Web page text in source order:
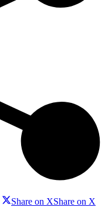
Share on XShare on X